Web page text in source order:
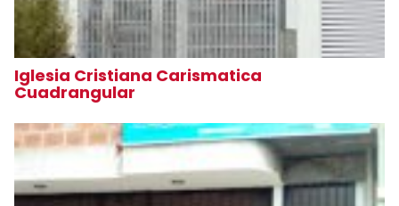
Iglesia Cristiana Carismatica
Cuadrangular